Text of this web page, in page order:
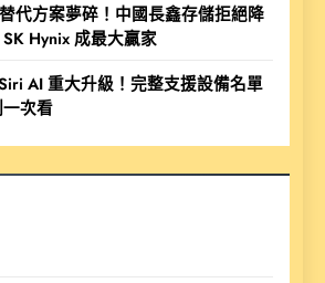
代方案夢碎！中國長鑫存儲拒絕降
Hynix 成最大贏家
AI 重大升級！完整支援設備名單
次看